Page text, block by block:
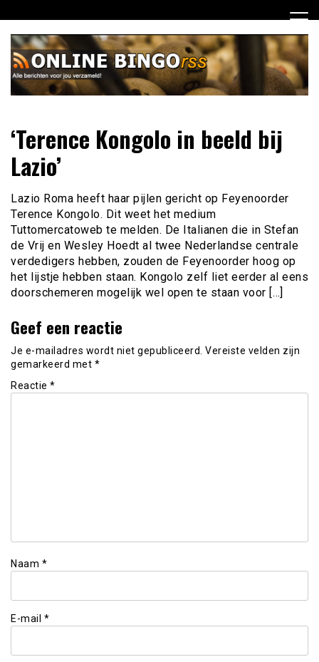
naar
inhoud
Online Bingo RSS
verzameld
‘Terence Kongolo in beeld bij
Lazio’
Lazio Roma heeft haar pijlen gericht op Feyenoorder
Terence Kongolo. Dit weet het medium
Tuttomercatoweb te melden. De Italianen die in Stefan
de Vrij en Wesley Hoedt al twee Nederlandse centrale
verdedigers hebben, zouden de Feyenoorder hoog op
het lijstje hebben staan. Kongolo zelf liet eerder al eens
doorschemeren mogelijk wel open te staan voor […]
Geef een reactie
Je e-mailadres wordt niet gepubliceerd. Vereiste velden zijn
gemarkeerd met *
Reactie *
Naam *
E-mail *